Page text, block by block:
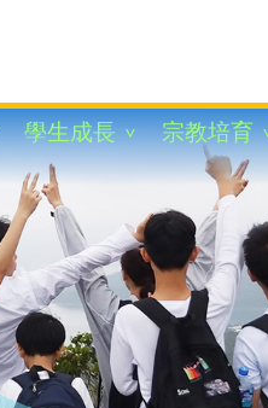
學生成長 宗教培育